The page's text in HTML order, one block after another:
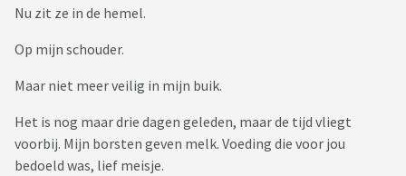
Nu zit ze in de hemel.
Op mijn schouder.
Maar niet meer veilig in mijn buik.
Het is nog maar drie dagen geleden, maar de tijd vliegt
voorbij. Mijn borsten geven melk. Voeding die voor jou
bedoeld was, lief meisje.